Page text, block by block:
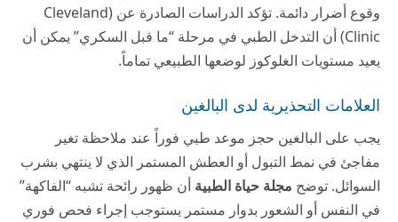
وقوع أضرار دائمة. تؤكد الدراسات الصادرة عن (Cleveland
Clinic) أن التدخل الطبي في مرحلة “ما قبل السكري” يمكن أن
يعيد مستويات الغلوكوز لوضعها الطبيعي تماماً.
العلامات التحذيرية لدى البالغين
يجب على البالغين حجز موعد طبي فوراً عند ملاحظة تغير
مفاجئ في نمط التبول أو العطش المستمر الذي لا ينتهي بشرب
السوائل. توضح مجلة حياة الطبية أن ظهور رائحة تشبه “الفاكهة”
في النفس أو الشعور بدوار مستمر يستوجب إجراء فحص فوري